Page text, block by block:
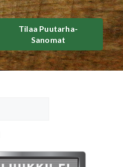
Tilaa Puutarha-
Sanomat